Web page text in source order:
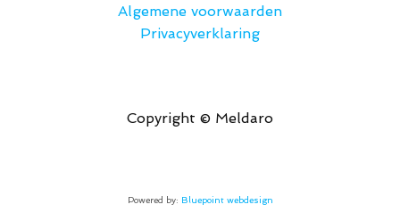
Copyright © Meldaro
Powered by: Bluepoint webdesign
Algemene voorwaarden
Privacyverklaring